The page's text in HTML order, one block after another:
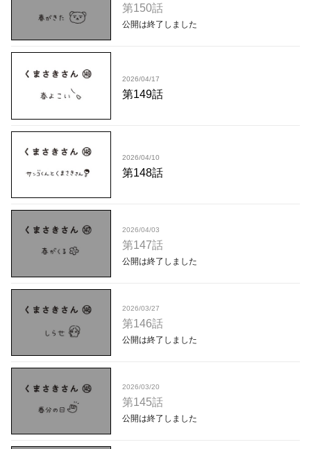
第150話
公開は終了しました
2026/04/17
第149話
2026/04/10
第148話
2026/04/03
第147話
公開は終了しました
2026/03/27
第146話
公開は終了しました
2026/03/20
第145話
公開は終了しました